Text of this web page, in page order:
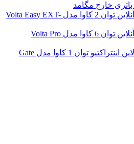
یو‌پی‌اس آنلاین توان 2 کاوا مدل Volta Easy EXT-
یو‌پی‌اس آنلاین توان 6 کاوا مدل Volta Pro
یو‌پی‌اس لاین اینتراکتیو توان 1 کاوا مدل Gate